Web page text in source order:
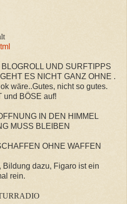
UND SURFTIPPS
ES NICHT GANZ OHNE .
wäre..Gutes, nicht so gutes.
und BÖSE auf!
IN DEN HIMMEL
MUSS BLEIBEN
OHNE WAFFEN
dazu, Figaro ist ein
rein.